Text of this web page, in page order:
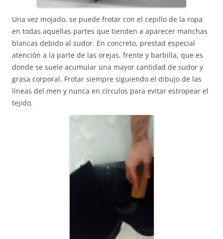
Una vez mojado, se puede frotar con el cepillo de la ropa
en todas aquellas partes que tienden a aparecer manchas
blancas debido al sudor. En concreto, prestad especial
atención a la parte de las orejas, frente y barbilla, que es
donde se suele acumular una mayor cantidad de sudor y
grasa corporal. Frotar siempre siguiendo el dibujo de las
líneas del men y nunca en círculos para evitar estropear el
tejido.